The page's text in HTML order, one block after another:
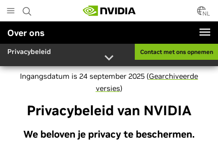
to
main
content
NL
Over ons
Privacybeleid Contact met ons opnemen
Ingangsdatum is 24 september 2025 (Gearchiveerde
versies)
Privacybeleid van NVIDIA
We beloven je privacy te beschermen.